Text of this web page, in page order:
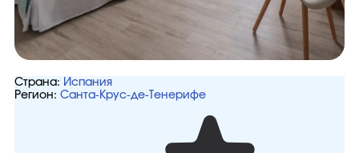
Страна: Испания
Регион: Санта-Крус-де-Тенерифе